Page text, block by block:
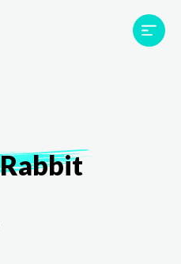
Proyectos
Testimonios